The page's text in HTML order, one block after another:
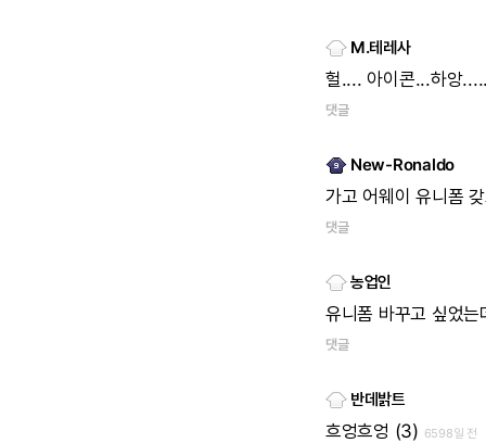
M.테레사
헐.... 아이콘...하앙
댓글
New-Ronaldo
가고 어웨이 유니폼
댓글
농업인
유니폼 바꾸고 싶었는
댓글
반데밝트
흐엉흐엉 (3) 6598일 전